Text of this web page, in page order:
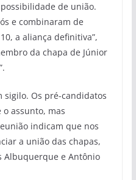
de união.
e combinaram de
a aliança definitiva”,
da chapa de Júnior
sigilo. Os pré-candidatos
assunto, mas
indicam que nos
a união das chapas,
Albuquerque e Antônio